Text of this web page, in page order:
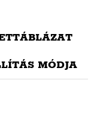
MÓDJA